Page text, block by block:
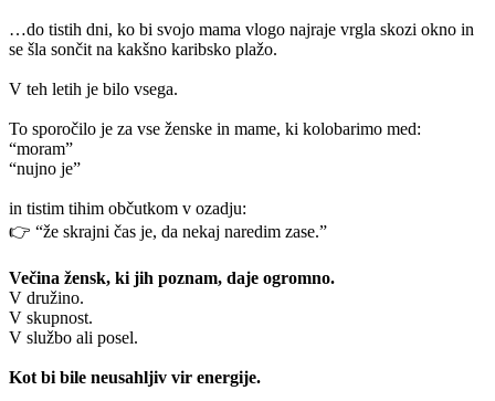
…do tistih dni, ko bi svojo mama vlogo najraje vrgla skozi okno in
se šla sončit na kakšno karibsko plažo.
V teh letih je bilo vsega.
To sporočilo je za vse ženske in mame, ki kolobarimo med:
“moram”
“nujno je”
in tistim tihim občutkom v ozadju:
👉 “že skrajni čas je, da nekaj naredim zase.”
Večina žensk, ki jih poznam, daje ogromno.
V družino.
V skupnost.
V službo ali posel.
Kot bi bile neusahljiv vir energije.